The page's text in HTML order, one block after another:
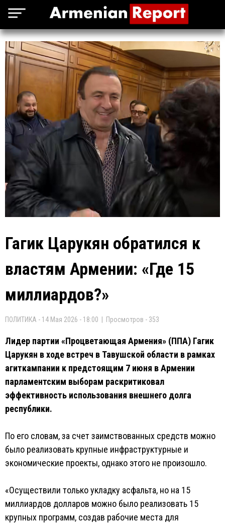
Гагик Царукян обратился к
властям Армении: «Где 15
миллиардов?»
ПОЛИТИКА - 14 Мая 2026 - 18:00 | Просмотров - 353
Лидер партии «Процветающая Армения» (ППА) Гагик
Царукян в ходе встреч в Тавушской области в рамках
агиткампании к предстоящим 7 июня в Армении
парламентским выборам раскритиковал
эффективность использования внешнего долга
республики.
По его словам, за счет заимствованных средств можно
было реализовать крупные инфраструктурные и
экономические проекты, однако этого не произошло.
«Осуществили только укладку асфальта, но на 15
миллиардов долларов можно было реализовать 15
крупных программ, создав рабочие места для